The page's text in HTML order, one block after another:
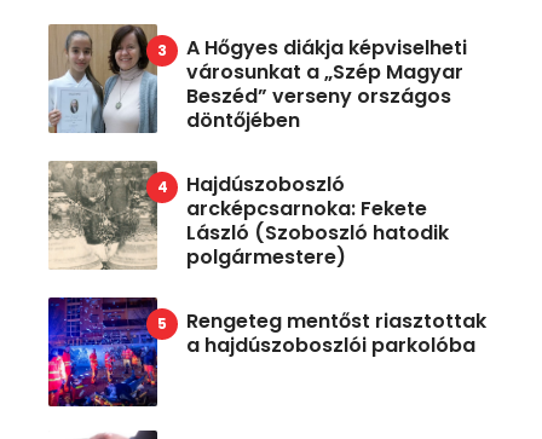
A Hőgyes diákja képviselheti
városunkat a „Szép Magyar
Beszéd” verseny országos
döntőjében
Hajdúszoboszló
arcképcsarnoka: Fekete
László (Szoboszló hatodik
polgármestere)
Rengeteg mentőst riasztottak
a hajdúszoboszlói parkolóba